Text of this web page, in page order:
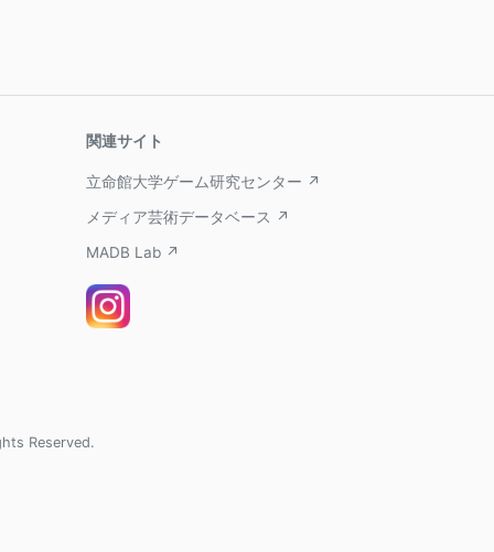
関連サイト
立命館大学ゲーム研究センター ↗
メディア芸術データベース ↗
MADB Lab ↗
Reserved.